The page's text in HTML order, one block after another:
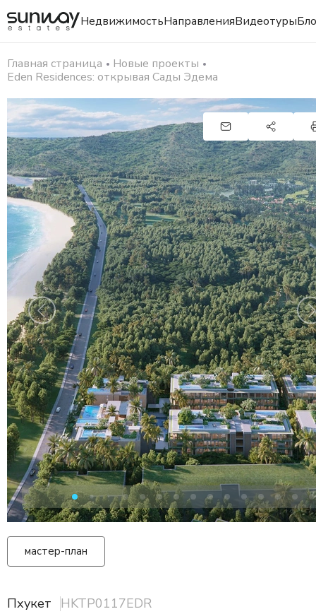
НедвижимостьНаправленияВидеотуры
Главная страница
Новые проекты
Eden Residences: открывая Сады Эдема
мастер-план
Пхукет HKTP0117EDR